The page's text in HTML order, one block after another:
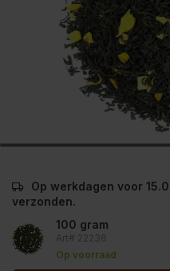
Op werkdagen voor
verzonden.
100 gram
Art# 22236
Op voorraad